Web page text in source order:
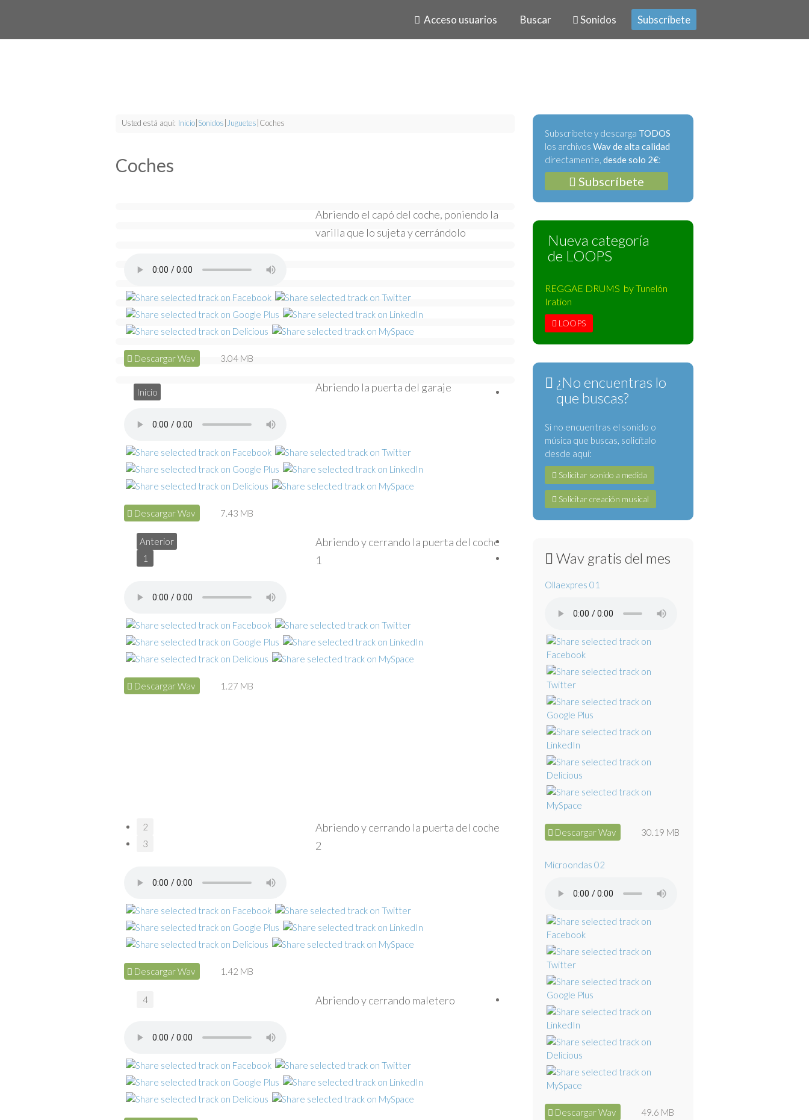
Acceso usuarios Buscar Sonidos Subscríbete
Usted está aquí: Inicio Sonidos Juguetes Coches
Coches
Abriendo el capó del coche, poniendo la
varilla que lo sujeta y cerrándolo
Descargar Wav 3.04 MB
Abriendo la puerta del garaje
Descargar Wav 7.43 MB
Abriendo y cerrando la puerta del coche
1
Descargar Wav 1.27 MB
Abriendo y cerrando la puerta del coche
2
Descargar Wav 1.42 MB
Abriendo y cerrando maletero
Inicio
Anterior
1
2
3
4
Subscríbete y descarga TODOS
los archivos Wav de alta calidad
directamente, desde solo 2€:
Subscríbete
Nueva categoría
de LOOPS
REGGAE DRUMS by Tunelón
Iration
LOOPS
¿No encuentras lo
que buscas?
Si no encuentras el sonido o
música que buscas, solicítalo
desde aquí:
Solicitar sonido a medida
Solicitar creación musical
Wav gratis del mes
Ollaexpres 01
Descargar Wav 30.19 MB
Microondas 02
Descargar Wav 49.6 MB